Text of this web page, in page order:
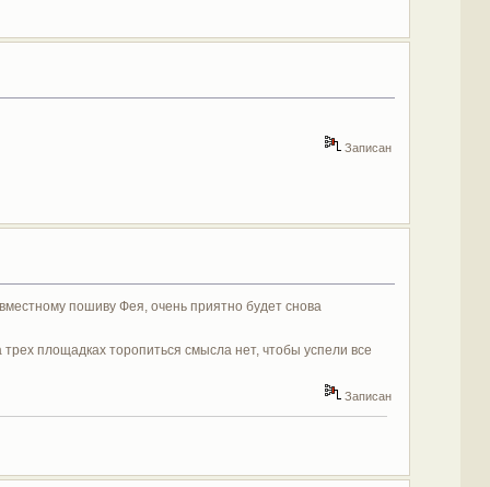
Записан
пошиву Фея, очень приятно будет снова
площадках торопиться смысла нет, чтобы успели все
Записан